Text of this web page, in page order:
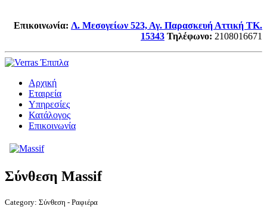
Επικοινωνία: Λ. Μεσογείων 523, Αγ. Παρασκευή Αττική TK.
15343 Τηλέφωνο: 2108016671
Αρχική
Εταιρεία
Υπηρεσίες
Κατάλογος
Επικοινωνία
Σύνθεση Massif
Category: Σύνθεση - Ραφιέρα